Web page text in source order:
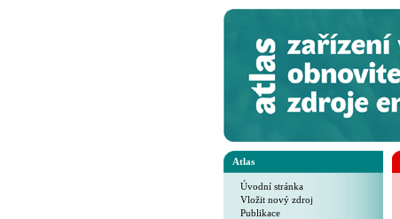
Atlas
Úvodní stránka
Vložit nový zdroj
Publikace